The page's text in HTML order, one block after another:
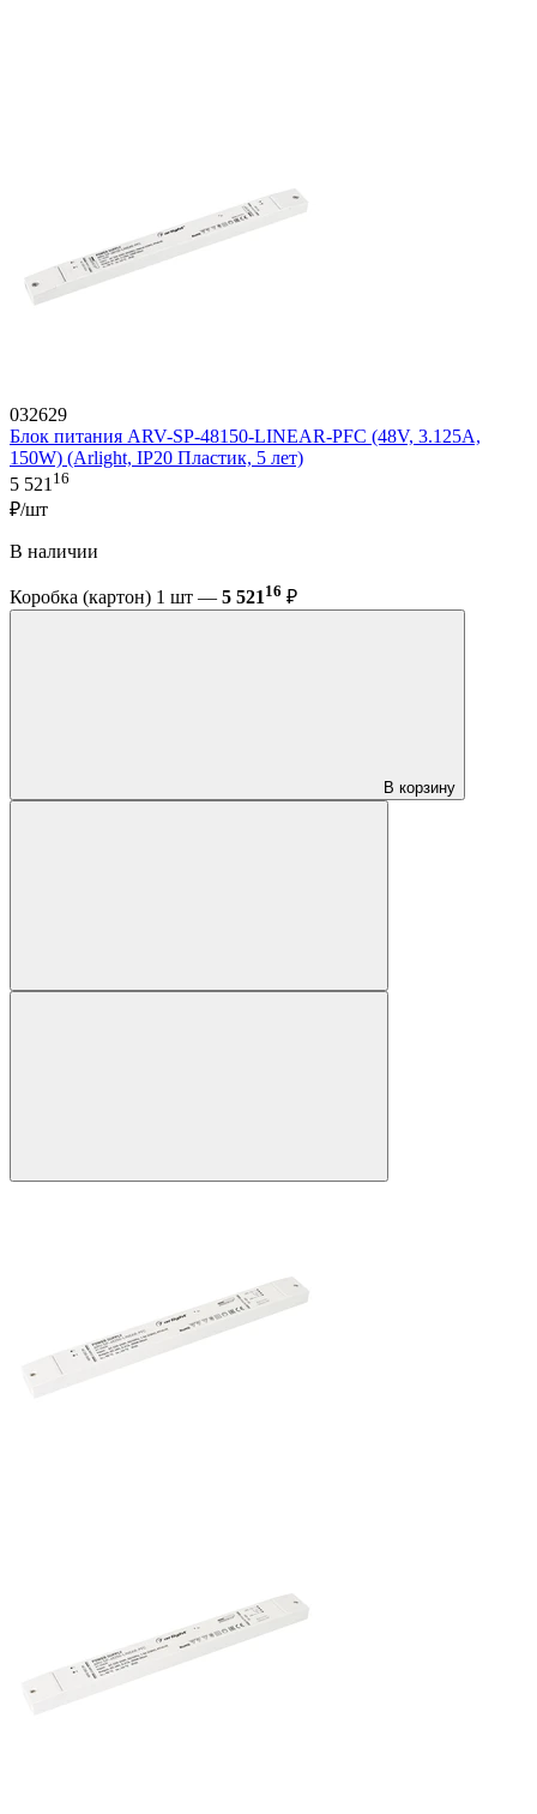
032629
Блок питания ARV-SP-48150-LINEAR-PFC (48V, 3.125A,
150W) (Arlight, IP20 Пластик, 5 лет)
5 521 16
₽/шт
В наличии
Коробка (картон) 1 шт — 5 52116 ₽
В корзину